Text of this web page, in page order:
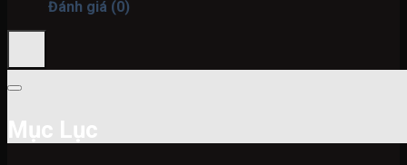
Đánh giá (0)
Mục Lục